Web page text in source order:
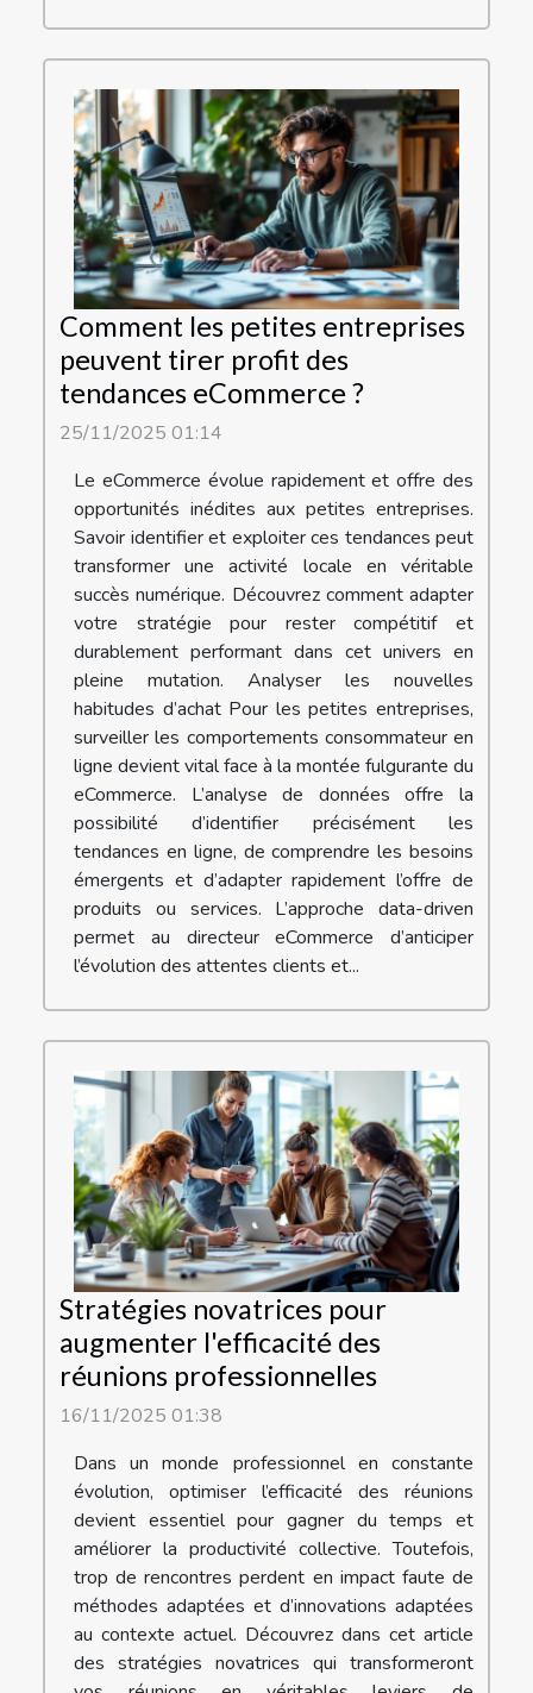
Comment les petites entreprises
peuvent tirer profit des
tendances eCommerce ?
25/11/2025 01:14
Le eCommerce évolue rapidement et offre des
opportunités inédites aux petites entreprises.
Savoir identifier et exploiter ces tendances peut
transformer une activité locale en véritable
succès numérique. Découvrez comment adapter
votre stratégie pour rester compétitif et
durablement performant dans cet univers en
pleine mutation. Analyser les nouvelles
habitudes d’achat Pour les petites entreprises,
surveiller les comportements consommateur en
ligne devient vital face à la montée fulgurante du
eCommerce. L’analyse de données offre la
possibilité d’identifier précisément les
tendances en ligne, de comprendre les besoins
émergents et d’adapter rapidement l’offre de
produits ou services. L’approche data-driven
permet au directeur eCommerce d’anticiper
l’évolution des attentes clients et...
Stratégies novatrices pour
augmenter l'efficacité des
réunions professionnelles
16/11/2025 01:38
Dans un monde professionnel en constante
évolution, optimiser l’efficacité des réunions
devient essentiel pour gagner du temps et
améliorer la productivité collective. Toutefois,
trop de rencontres perdent en impact faute de
méthodes adaptées et d’innovations adaptées
au contexte actuel. Découvrez dans cet article
des stratégies novatrices qui transformeront